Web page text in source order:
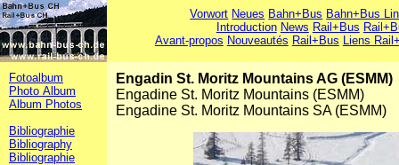
Vorwort Neues Bahn+Bus Bahn+Bus
Introduction News Rail+Bus
Avant-propos Nouveautés Rail+Bus Liens
Fotoalbum
Photo Album
Album Photos
Bibliographie
Bibliography
Bibliographie
Engadin St. Moritz Mountains AG (ESMM)
Engadine St. Moritz Mountains (ESMM)
Engadine St. Moritz Mountains SA (ESMM)